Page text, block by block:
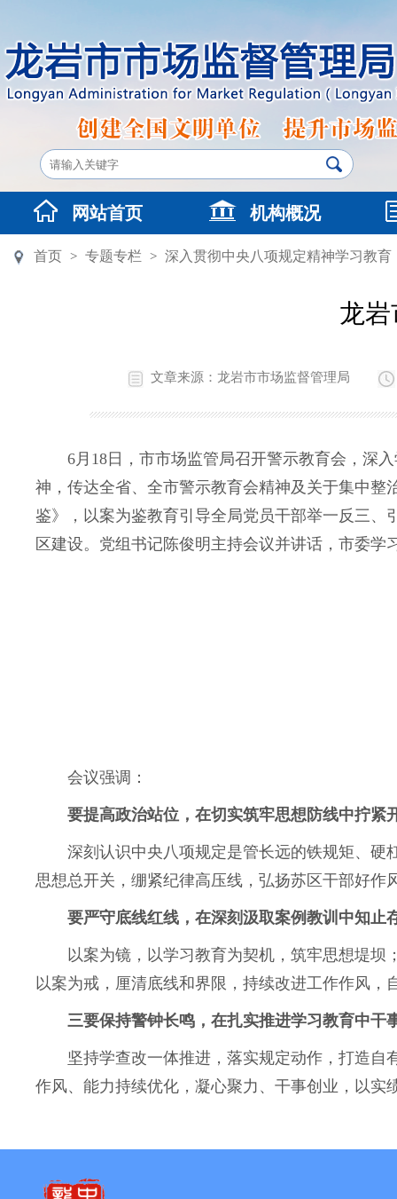
网站首页 机构概况
首页 > 专题专栏 > 深入贯彻中央八项规定精神学习教育
龙
文章来源：龙岩市市场监督管理局
6月18日，市市场监管局召开警示教育会，深入
神，传达全省、全市警示教育会精神及关于集中
鉴》，以案为鉴教育引导全局党员干部举一反三、
区建设。党组书记陈俊明主持会议并讲话，市委学
会议强调：
要提高政治站位，在切实筑牢思想防线中拧紧
深刻认识中央八项规定是管长远的铁规矩、硬
思想总开关，绷紧纪律高压线，弘扬苏区干部好作
要严守底线红线，在深刻汲取案例教训中知止
以案为镜，以学习教育为契机，筑牢思想堤坝
以案为戒，厘清底线和界限，持续改进工作作风
三要保持警钟长鸣，在扎实推进学习教育中干
坚持学查改一体推进，落实规定动作，打造自
作风、能力持续优化，凝心聚力、干事创业，以